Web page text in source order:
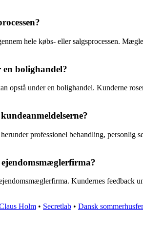
hele købs- eller salgsprocessen.
bolighandel?
opstå under en bolighandel. Kunderne
professionel behandling, personlig
Kundernes feedback
Holm • Secretlab • Dansk